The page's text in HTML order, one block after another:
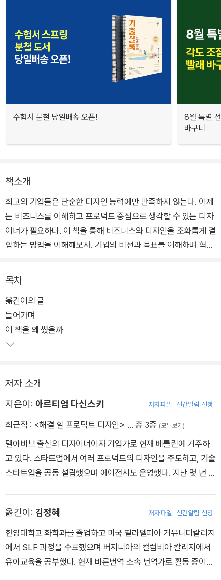
수험서 분철 당일배송 오픈!
8월 특별
바구니
책소개
최고의 기업들은 단순한 디자인 능력에만 만족하지 않는다. 이제
는 비즈니스를 이해하고 프로덕트 중심으로 생각할 수 있는 디자
이너가 필요하다. 이 책을 통해 비즈니스와 디자인을 조화롭게 결
합하는 방법을 이해해보자. 기업의 비전과 목표를 이해하며 혁신
면접 준비와 포트폴리오 작성, 그리고 디자이너들과의 인터뷰를
통해 더 나은 디자이너로 성장해보자.
목차
옮긴이의 글
들어가며
이 책을 왜 썼을까
저자 소개
지은이: 아르티엄 다신스키 저자파일 신간알림 신청
최근작 : <해결 할 프로덕트 디자인> … 총 3종 (모두보기)
텔아비브 출신의 디자이너이자 기업가로 현재 베를린에 거주하
고 있다. 스타트업에서 여러 프로덕트의 디자인을 주도하고, 기술
스타트업을 공동 설립했으며 에이전시도 운영했다. 지난 몇 년 동
잉과 같은 회사에서 일하는 수만 명의 전문가가 사용하고 있다.
그가 제작하거나 디자인한 프로덕트는 와이어드, 테크크런치, 포
브스, 쿼츠 등에 소개되었다.
옮긴이: 김정혜 저자파일 신간알림 신청
한양대학교 화학과를 졸업하고 미국 필라델피아 커뮤니티칼리지
에서 SLP 과정을 수료했으며 버지니아의 컬럼비아 칼리지에서
유아교육을 공부했다. 현재 바른번역 소속 번역가로 활동 중이다.